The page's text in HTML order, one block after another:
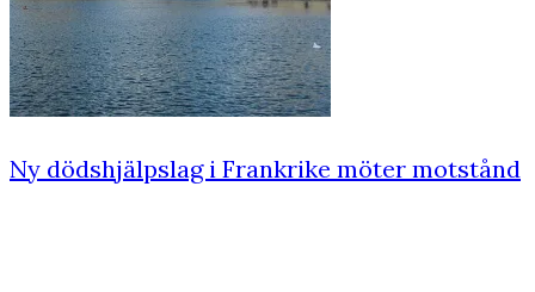
Ny dödshjälpslag i Frankrike möter motstånd